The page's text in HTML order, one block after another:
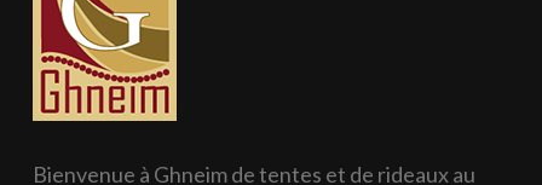
Bienvenue à Ghneim de tentes et de rideaux au